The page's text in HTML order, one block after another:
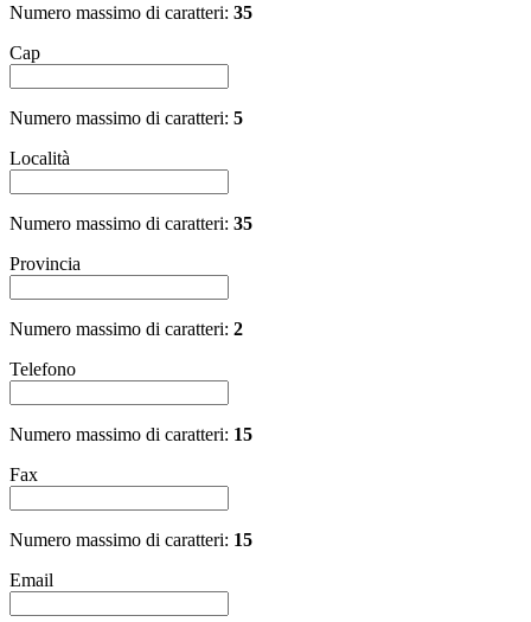
Numero massimo di caratteri: 35
Cap
Numero massimo di caratteri: 5
Località
Numero massimo di caratteri: 35
Provincia
Numero massimo di caratteri: 2
Telefono
Numero massimo di caratteri: 15
Fax
Numero massimo di caratteri: 15
Email